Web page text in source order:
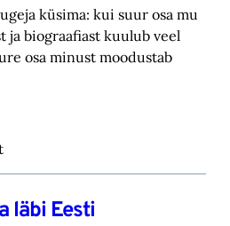
küsima: kui suur osa mu
biograafiast ‎kuulub veel
osa minust moodustab
läbi Eesti